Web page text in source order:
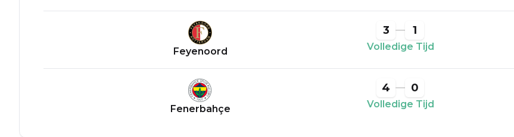
Feyenoord
3 1
Volledige Tijd
Fenerbahçe
4 0
Volledige Tijd